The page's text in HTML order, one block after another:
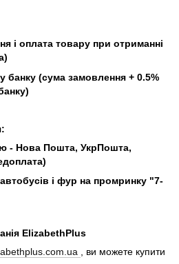
і оплата товару при отриманні
банку (сума замовлення + 0.5%
- Нова Пошта, УкрПошта,
і фур на промринку "7-
ElizabethPlus
, ви можете купити